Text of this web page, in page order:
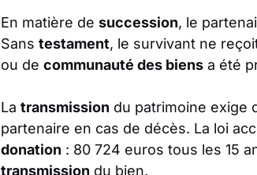
En matière de succession, le
Sans testament, le survivant ne
ou de communauté des biens a été
La transmission du patrimoine exige
partenaire en cas de décès. La loi
donation : 80 724 euros tous les 15
transmission du bien.